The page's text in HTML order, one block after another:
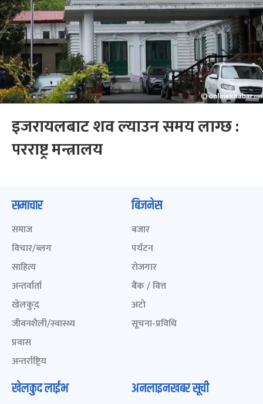
इजरायलबाट शव ल्‍याउन समय लाग्छ :
परराष्ट्र मन्त्रालय
समाचार
समाज
विचार/ब्लग
साहित्य
अन्तर्वार्ता
खेलकुद़़
जीवनशैली/स्वास्थ्य
प्रवास
अन्तर्राष्ट्रिय
बिजनेस
बजार
पर्यटन
रोजगार
बैंक / वित्त
अटो
सूचना-प्रविधि
खेलकुद लाईभ अनलाइनखबर सूची